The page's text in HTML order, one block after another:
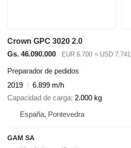
Crown GPC 3020 2.0
Gs. 46.090.000
EUR 6.700 ≈ USD 7.741
Preparador de pedidos
2019
6.899 m/h
Capacidad de carga 2.000 kg
España, Pontevedra
GAM SA